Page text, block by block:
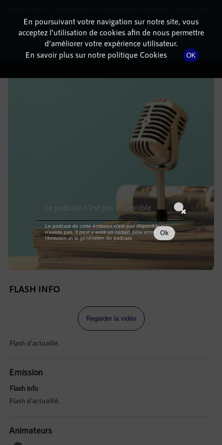
DÉTAILS DE L'ÉPISODE
5 janvier 2022à 10h59, durée : Invalid date
FLASH INFO
Regarder la vidéo
Flash d'actualité.
Emission
Flash info
Flash d'actualité.
Animateurs
En poursuivant votre navigation sur notre site, vous
acceptez l’utilisation de cookies afin de nous permettre
d’améliorer votre expérience utilisateur.
En savoir plus sur notre politique Cookies
OK
dessous pour l'installer.
Non merci Télécharger l'application
Le podcast n'est pas disponible
Le podcast de cette émission n'est pas disponible ou
n'existe pas. Il peut y avoir un certain délai entre la fin de
l'émission et la génération du podcast.
Ok